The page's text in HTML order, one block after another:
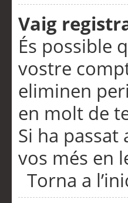
Vaig
És possible
vostre
eliminen
en molt de
Si ha
vos més en
Torna a